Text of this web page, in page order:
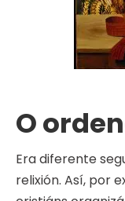
O
Era diferente
relixión. Así, por